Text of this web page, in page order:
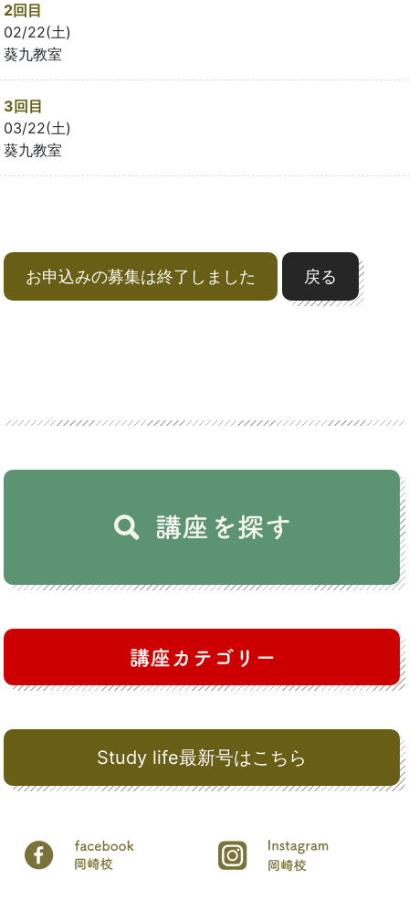
Study life最新号はこちら
2回目
02/22(土)
葵九教室
3回目
03/22(土)
葵九教室
お申込みの募集は終了しました 戻る